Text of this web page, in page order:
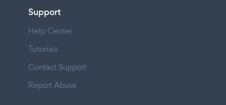
Support
Help Center
Tutorials
Contact Support
Report Abuse